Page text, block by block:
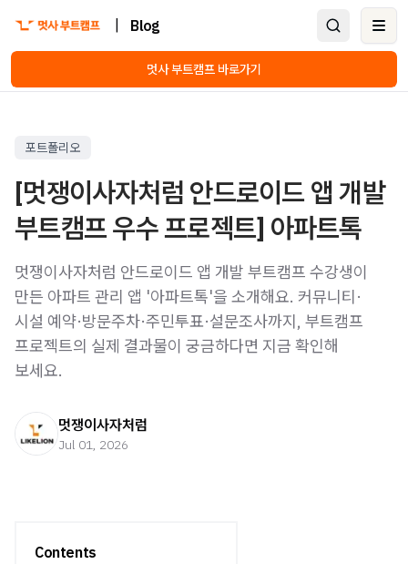
Blog
멋사 부트캠프 바로가기
포트폴리오
[멋쟁이사자처럼 안드로이드 앱 개발
부트캠프 우수 프로젝트] 아파트톡
멋쟁이사자처럼 안드로이드 앱 개발 부트캠프 수강생이
만든 아파트 관리 앱 '아파트톡'을 소개해요. 커뮤니티·
시설 예약·방문주차·주민투표·설문조사까지, 부트캠프
프로젝트의 실제 결과물이 궁금하다면 지금 확인해
보세요.
멋쟁이사자처럼
Jul 01, 2026
Contents